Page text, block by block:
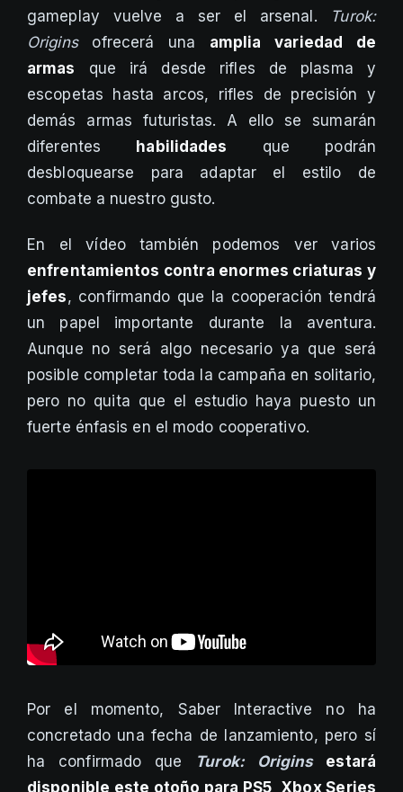
gameplay vuelve a ser el arsenal.
Turok:
Originsofrecerá una amplia variedad de
armas que irá desde rifles de plasma y
escopetas hasta arcos, rifles de precisión y
demás armas futuristas. A ello se sumarán
diferentes habilidades que podrán
desbloquearse para adaptar el estilo de
combate a nuestro gusto.
En el vídeo también podemos ver varios
enfrentamientos contra enormes criaturas y
jefes, confirmando que la cooperación tendrá
un papel importante durante la aventura.
Aunque no será algo necesario ya que será
posible completar toda la campaña en solitario,
pero no quita que el estudio haya puesto un
fuerte énfasis en el modo cooperativo.
Por el momento, Saber Interactive no ha
concretado una fecha de lanzamiento, pero sí
ha confirmado que
Turok: Originsestará
disponible este otoño para PS5, Xbox Series